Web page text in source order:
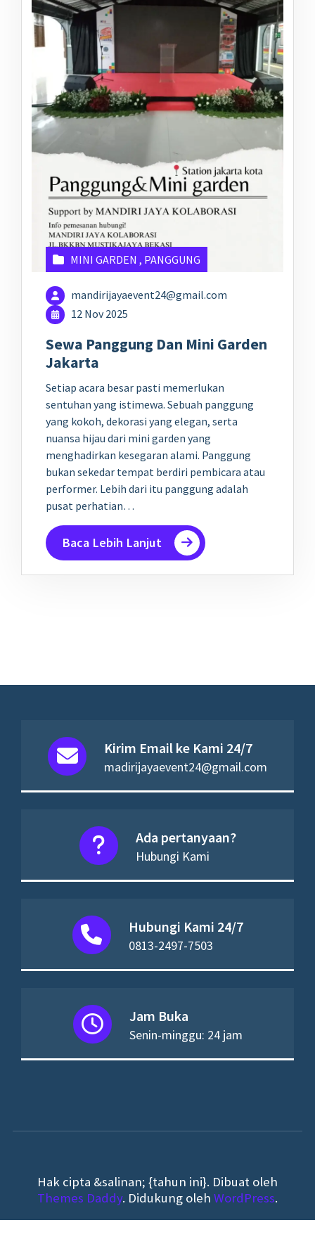
MINI GARDEN , PANGGUNG
mandirijayaevent24@gmail.com
12 Nov 2025
Sewa Panggung Dan Mini Garden
Jakarta
Setiap acara besar pasti memerlukan
sentuhan yang istimewa. Sebuah panggung
yang kokoh, dekorasi yang elegan, serta
nuansa hijau dari mini garden yang
menghadirkan kesegaran alami. Panggung
bukan sekedar tempat berdiri pembicara atau
performer. Lebih dari itu panggung adalah
pusat perhatian…
Baca Lebih Lanjut
Kirim Email ke Kami 24/7
madirijayaevent24@gmail.com
Ada pertanyaan?
Hubungi Kami
Hubungi Kami 24/7
0813-2497-7503
Jam Buka
Senin-minggu: 24 jam
Hak cipta &salinan; {tahun ini}. Dibuat oleh
Themes Daddy. Didukung oleh WordPress.